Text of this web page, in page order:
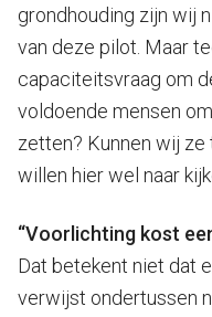
grondhouding zijn wij
van deze pilot. Maar
capaciteitsvraag om
voldoende mensen
zetten? Kunnen wij
willen hier wel naar
“Voorlichting kost
Dat betekent niet dat
verwijst ondertussen